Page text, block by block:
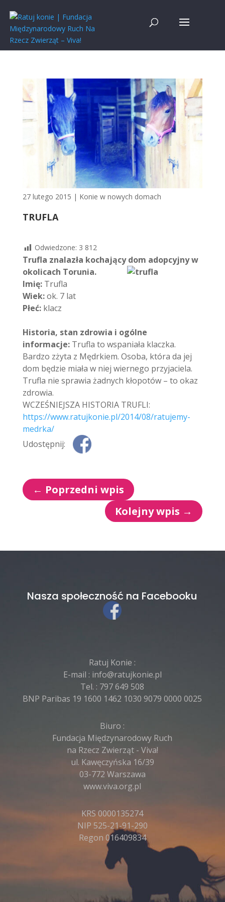
27 lutego 2015 | Konie w nowych domach
TRUFLA
Odwiedzone: 3 812
Trufla znalazła kochający dom adopcyjny w
okolicach Torunia.
Imię: Trufla
Wiek:ok. 7 lat
Płeć:klacz
Historia, stan zdrowia i ogólne
informacje: Trufla to wspaniała klaczka.
Bardzo zżyta z Mędrkiem. Osoba, która da jej
dom będzie miała w niej wiernego przyjaciela.
Trufla nie sprawia żadnych kłopotów – to okaz
zdrowia.
WCZEŚNIEJSZA HISTORIA TRUFLI:
https://www.ratujkonie.pl/2014/08/ratujemy-
medrka/
Udostępnij:
← Poprzedni wpis
Kolejny wpis →
Nasza społeczność na Facebooku
Ratuj Konie :
E-mail : info@ratujkonie.pl
Tel. : 797 649 508
BNP Paribas 19 1600 1462 1030 9079 0000 0025
Biuro :
Fundacja Międzynarodowy Ruch
na Rzecz Zwierząt - Viva!
ul. Kawęczyńska 16/39
03-772 Warszawa
www.viva.org.pl
KRS 0000135274
NIP 525-21-91-290
Regon 016409834